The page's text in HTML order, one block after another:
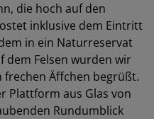
die hoch auf den
inklusive dem Eintritt
in ein Naturreservat
dem Felsen wurden wir
Äffchen begrüßt.
Plattform aus Glas von
Rundumblick